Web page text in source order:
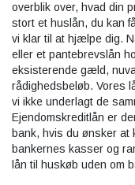
overblik over, hvad din
stort et huslån, du kan
vi klar til at hjælpe dig.
eller et pantebrevslån
eksisterende gæld,
rådighedsbeløb. Vores
vi ikke underlagt de
Ejendomskreditlån er
bank, hvis du ønsker at
bankernes kasser og
lån til huskøb uden om